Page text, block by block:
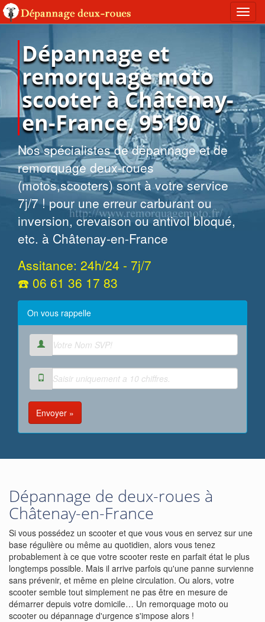
Dépannage et
remorquage moto
scooter à Châtenay-
en-France, 95190
Nos spécialistes de dépannage et de
remorquage deux-roues
(motos,scooters) sont à votre service
7j/7 ! pour une erreur carburant ou
inversion, crevaison ou antivol bloqué,
etc. à Châtenay-en-France
Assitance: 24h/24 - 7j/7
☎️ 06 61 36 17 83
On vous rappelle
Envoyer »
Dépannage de deux-roues à
Châtenay-en-France
Si vous possédez un scooter et que vous vous en servez sur une
base régulière ou même au quotidien, alors vous tenez
probablement à ce que votre scooter reste en parfait état le plus
longtemps possible. Mais il arrive parfois qu'une panne survienne
sans prévenir, et même en pleine circulation. Ou alors, votre
scooter semble tout simplement ne pas être en mesure de
démarrer depuis votre domicile… Un remorquage moto ou
scooter ou dépannage d'urgence s'impose alors !